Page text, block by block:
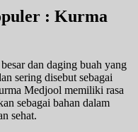
: Kurma
dan daging buah yang
sering disebut sebagai
Medjool memiliki rasa
sebagai bahan dalam
sehat.